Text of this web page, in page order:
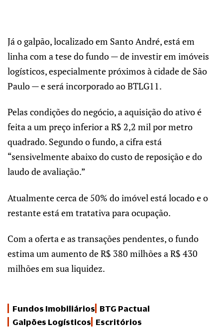
Já o galpão, localizado em Santo André, está em
linha com a tese do fundo — de investir em imóveis
logísticos, especialmente próximos à cidade de São
Paulo — e será incorporado ao BTLG11.
Pelas condições do negócio, a aquisição do ativo é
feita a um preço inferior a R$ 2,2 mil por metro
quadrado. Segundo o fundo, a cifra está
“sensivelmente abaixo do custo de reposição e do
laudo de avaliação.”
Atualmente cerca de 50% do imóvel está locado e o
restante está em tratativa para ocupação.
Com a oferta e as transações pendentes, o fundo
estima um aumento de R$ 380 milhões a R$ 430
milhões em sua liquidez.
Fundos Imobiliários BTG Pactual
Galpões Logísticos Escritórios